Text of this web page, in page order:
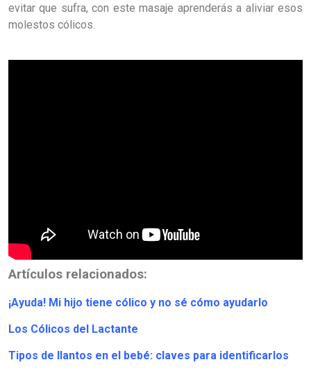
evitar que sufra, con este masaje aprenderás a aliviar esos
molestos cólicos.
Artículos relacionados:
¡Ayuda! Mi hijo tiene cólico y no sé cómo ayudarlo
Los Cólicos del Lactante
Tipos de llantos en el bebé: claves para identificarlos